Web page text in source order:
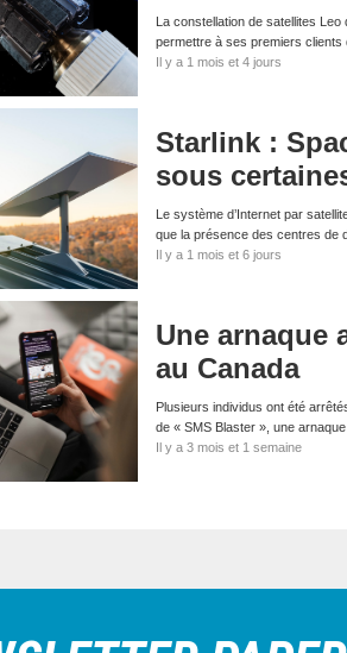
La constellation de satellites
permettre à ses premiers clients
Il y a 1 mois et 4 jours
Starlink :
sous
Le système d’Internet par
que la présence des centres de
Il y a 1 mois et 6 jours
Une arnaque
au Canada
Plusieurs individus ont été
de « SMS Blaster », une
Il y a 3 mois et 1 semaine